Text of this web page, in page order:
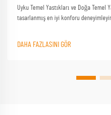
Uyku Temel Yastıkları ve Doğa
tasarlanmış en iyi konforu
DAHA FAZLASINI GÖR